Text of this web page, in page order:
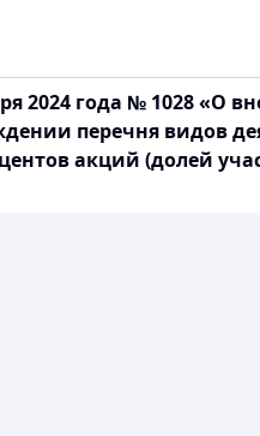
2024 года № 1028 «О
перечня видов
акций (долей